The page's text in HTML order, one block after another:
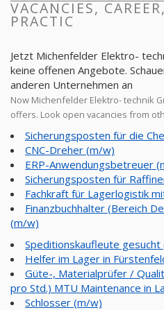
VACANCIES,
PRACTIC
Jetzt Michenfelder Elektro-
keine offenen Angebote.
anderen Unternehmen an
Now Michenfelder Elektro- technik
offers. Look open vacancies from
Sicherungsposten für die
CNC-Dreher (m/w)
ERP-Anwendungsbetreuer
Sicherungsposten für
Fachkraft für Lagerlogistik
Finanzbuchhalter (Bereich
(m/w)
Speditionskaufleute gesucht
Helfer im Lager in
Güte-, Materialprüfer /
pro Std.) MTU Maintenance in
Schlosser (m/w)